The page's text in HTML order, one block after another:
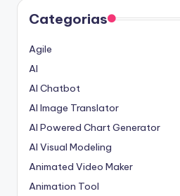
Categorias
Agile
AI
AI Chatbot
AI Image Translator
AI Powered Chart Generator
AI Visual Modeling
Animated Video Maker
Animation Tool